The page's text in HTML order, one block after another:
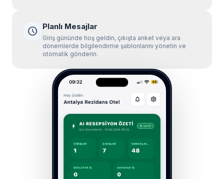
schedule Planlı Mesajlar
Giriş gününde hoş geldin, çıkışta anket veya ara
dönemlerde bilgilendirme şablonlarını yönetin ve
otomatik gönderin.